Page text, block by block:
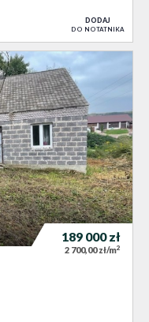
DODAJ
DO NOTATNIKA
189 000zł
2 700,00 zł/m2